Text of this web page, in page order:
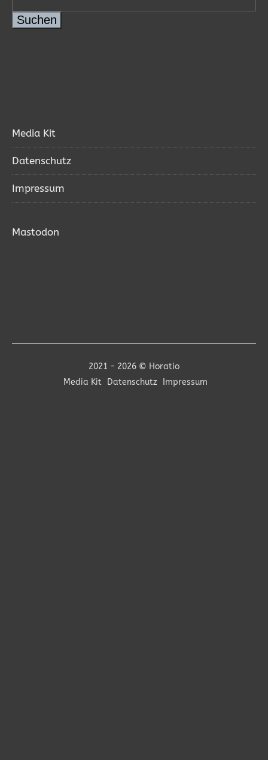
Suchen
Media Kit
Datenschutz
Impressum
Mastodon
2021 - 2026 © Horatio
Media Kit
Datenschutz Impressum